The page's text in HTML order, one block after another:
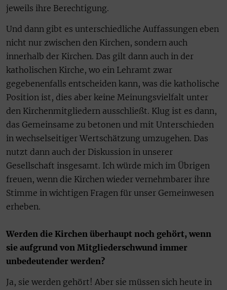
jeweils ihre Berechtigung.
Und dann gibt es unterschiedliche Auffassungen eben
nicht nur zwischen den Kirchen, sondern auch
innerhalb der Kirchen. Das gilt dann auch in der
katholischen Kirche, wo ein Lehramt zwar
gegebenenfalls entscheiden kann, was die katholische
Position ist, dies aber keine Meinungsvielfalt unter
den Kirchenmitgliedern ausschließt. Klug ist es dann,
das Gemeinsame zu betonen und mit Unterschieden
in wechselseitiger Wertschätzung umzugehen. Das
nutzt dann auch der Diskussion in unserer
Gesellschaft insgesamt. Ich würde mich im Übrigen
freuen, wenn die Kirchen wieder vernehmbarer ihre
Stimme in wichtigen Fragen für unser Gemeinwesen
erheben.
Werden die Kirchen überhaupt noch gehört, wenn
sie aufgrund von Mitgliederschwund immer
unbedeutender werden?
Ja, sie werden gehört! Aber sie müssen sich heute in